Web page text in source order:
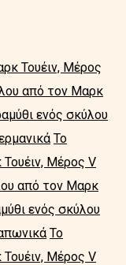
Τουέιν, Μέρος
από τον Μαρκ
ενός σκύλου
Το
Μέρος V
από τον Μαρκ
ενός σκύλου
Το
Μέρος V